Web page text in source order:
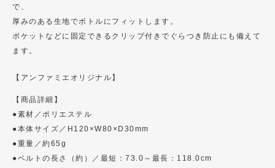
で、
厚みのある生地でボトルにフィットします。
ポケットなどに固定できるクリップ付きでぐらつき防止にも備えて
ます。
【アンファミエオリジナル】
【商品詳細】
●素材／ポリエステル
●本体サイズ／H120×W80×D30mm
●重量／約65g
●ベルトの長さ（約）／最短：73.0～最長：118.0cm